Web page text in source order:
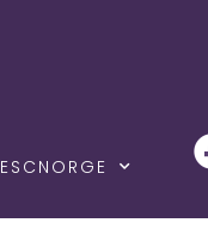
ESCNORGE